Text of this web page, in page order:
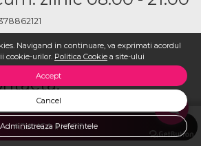
Navigand in continuare, va exprimati acordul
cookie-urilor. Politica Cookie a site-ului
Accept
Cancel
Administreaza Preferintele
ADAUGA IN COS